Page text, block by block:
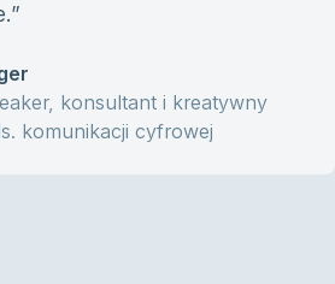
”
konsultant i kreatywny
komunikacji cyfrowej